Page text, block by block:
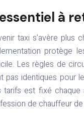
à
taxi s’avère plus
protège
Les règles de
pas identiques pour
tarifs est fixé chaque
de chauffeur